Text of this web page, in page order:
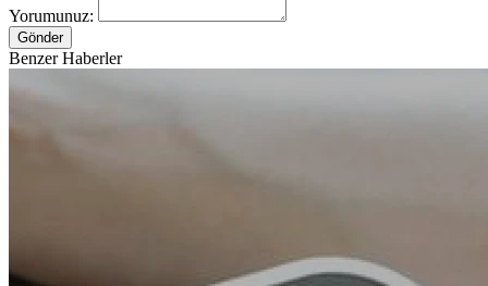
Yorumunuz:
Gönder
Benzer Haberler